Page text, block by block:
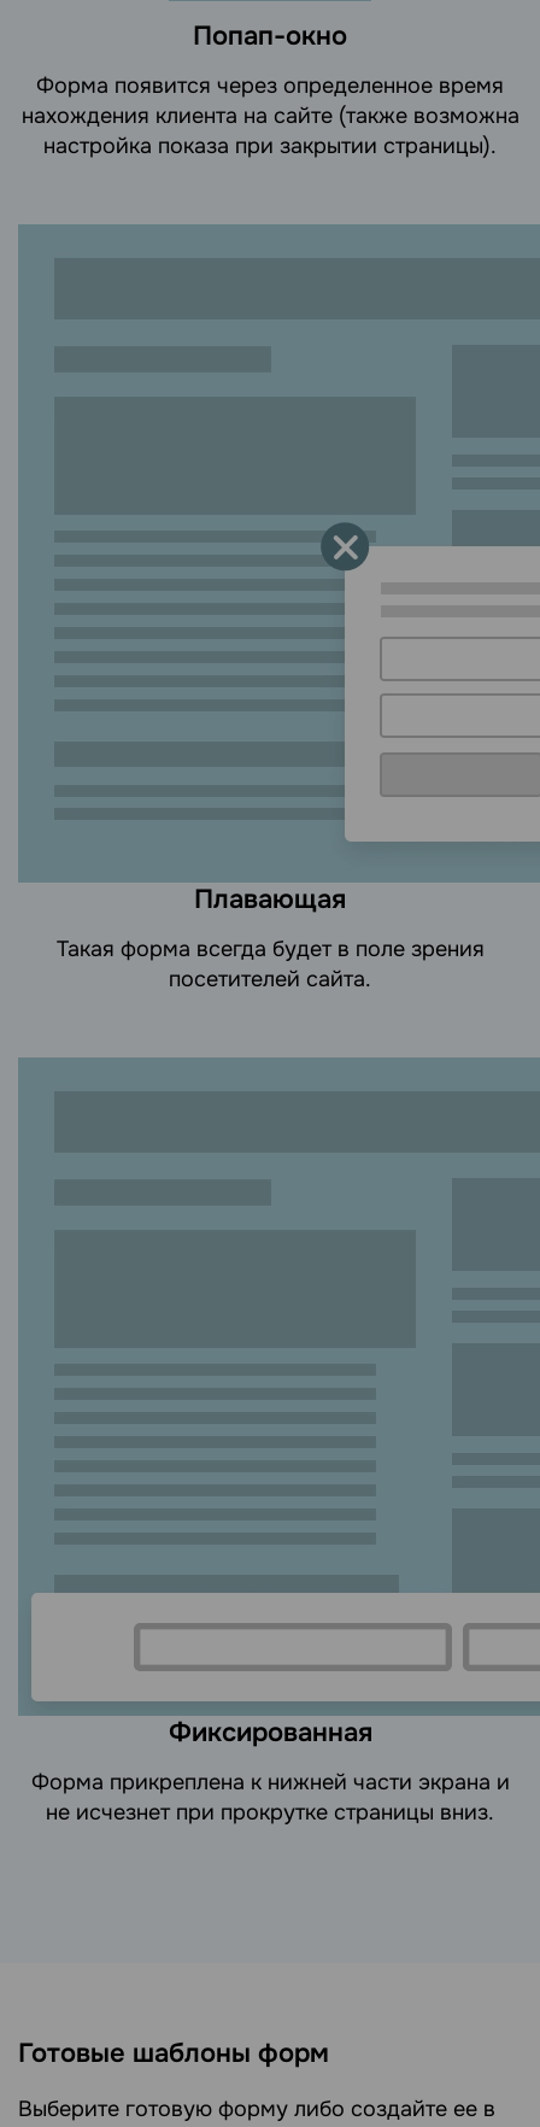
Попап-окно
Форма появится через определенное время
нахождения клиента на сайте (также возможна
настройка показа при закрытии страницы).
Плавающая
Такая форма всегда будет в поле зрения
посетителей сайта.
Фиксированная
Форма прикреплена к нижней части экрана и
не исчезнет при прокрутке страницы вниз.
Готовые шаблоны форм
Выберите готовую форму либо создайте ее в